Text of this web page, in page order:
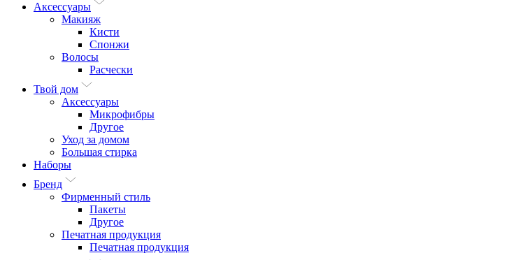
Аксессуары
Макияж
Кисти
Спонжи
Волосы
Расчески
Твой дом
Аксессуары
Микрофибры
Другое
Уход за домом
Большая стирка
Наборы
Бренд
Фирменный стиль
Пакеты
Другое
Печатная продукция
Печатная продукция